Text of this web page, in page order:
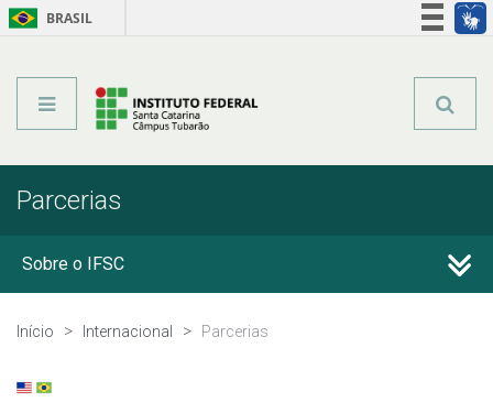
BRASIL
Parcerias
Sobre o IFSC
Escritório Internacional
Parcerias
Início Internacional Parcerias